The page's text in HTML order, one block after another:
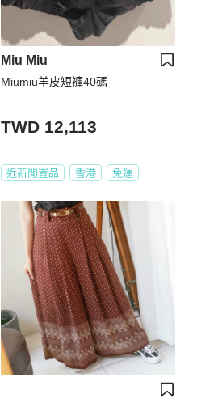
Miu Miu
Miumiu羊皮短褲40碼
TWD 12,113
近新閒置品 香港 免運